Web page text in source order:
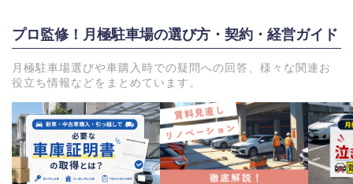
プロ監修！月極駐車場の選び方・契約・経営ガイド
月極駐車場選びや車購入時での疑問への回答、様々な関連お
役立ち情報などをまとめています。